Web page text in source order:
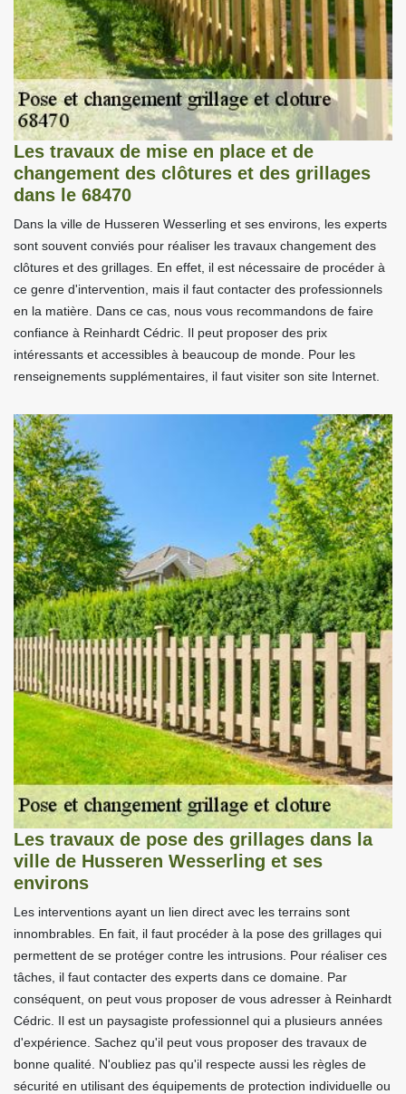
Les travaux de mise en place et de
changement des clôtures et des grillages
dans le 68470
Dans la ville de Husseren Wesserling et ses environs, les experts
sont souvent conviés pour réaliser les travaux changement des
clôtures et des grillages. En effet, il est nécessaire de procéder à
ce genre d'intervention, mais il faut contacter des professionnels
en la matière. Dans ce cas, nous vous recommandons de faire
confiance à Reinhardt Cédric. Il peut proposer des prix
intéressants et accessibles à beaucoup de monde. Pour les
renseignements supplémentaires, il faut visiter son site Internet.
Les travaux de pose des grillages dans la
ville de Husseren Wesserling et ses
environs
Les interventions ayant un lien direct avec les terrains sont
innombrables. En fait, il faut procéder à la pose des grillages qui
permettent de se protéger contre les intrusions. Pour réaliser ces
tâches, il faut contacter des experts dans ce domaine. Par
conséquent, on peut vous proposer de vous adresser à Reinhardt
Cédric. Il est un paysagiste professionnel qui a plusieurs années
d'expérience. Sachez qu'il peut vous proposer des travaux de
bonne qualité. N'oubliez pas qu'il respecte aussi les règles de
sécurité en utilisant des équipements de protection individuelle ou